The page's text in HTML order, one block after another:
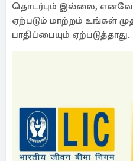
தொடர்பும் இல்லை, எனவே
ஏற்படும் மாற்றம் உங்கள்
பாதிப்பையும் ஏற்படுத்தாது.